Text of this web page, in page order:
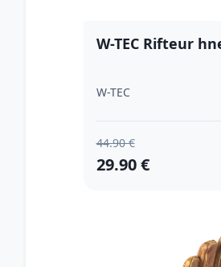
W-TEC Rifteur
W-TEC
44.90 €
29.90 €